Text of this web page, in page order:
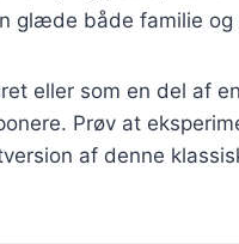
glæde både familie og
eller som en del af
Prøv at
af denne